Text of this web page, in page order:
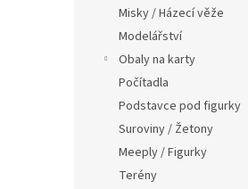
Misky / Házecí věže
Modelářství
Obaly na karty
Počítadla
Podstavce pod figurky
Suroviny / Žetony
Meeply / Figurky
Terény